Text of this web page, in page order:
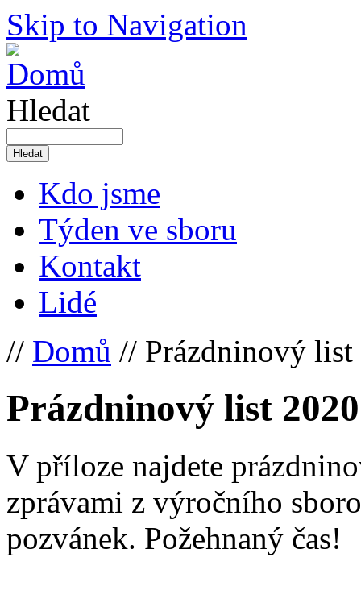
Skip to Navigation
Hledat
Kdo jsme
Týden ve sboru
Kontakt
Lidé
// Domů // Prázdninový list
Prázdninový list 2020
V příloze najdete
zprávami z výročního
pozvánek. Požehnaný čas!